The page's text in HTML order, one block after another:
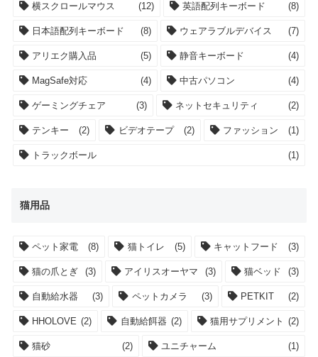
横スクロールマウス (12) 英語配列キーボード (8)
日本語配列キーボード (8) ウェアラブルデバイス (7)
アリエク購入品 (5) 静音キーボード (4)
MagSafe対応 (4) 中古パソコン (4)
ゲーミングチェア (3) ネットセキュリティ (2)
テンキー (2) ビデオテープ (2) ファッション (1)
トラックボール (1)
猫用品
ペット家電 (8) 猫トイレ (5) キャットフード (3)
猫の爪とぎ (3) アイリスオーヤマ (3) 猫ベッド (3)
自動給水器 (3) ペットカメラ (3) PETKIT (2)
HHOLOVE (2) 自動給餌器 (2) 猫用サプリメント (2)
猫砂 (2) ユニチャーム (1)